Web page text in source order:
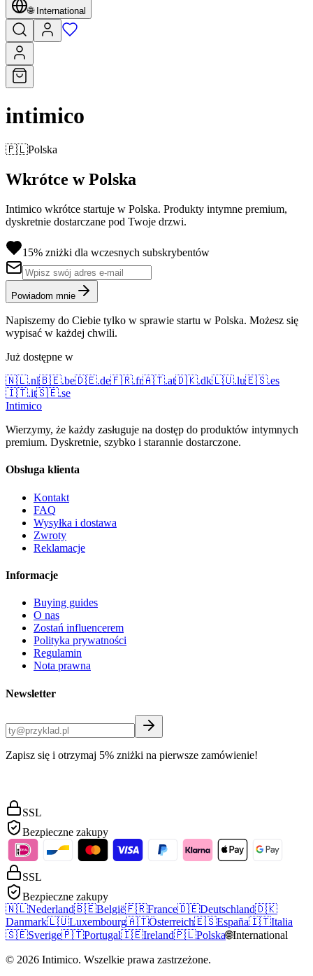
🌐 International
intimico
🇵🇱Polska
Wkrótce w Polska
Intimico wkrótce startuje w Polska. Produkty intymne premium,
dyskretnie dostarczane pod Twoje drzwi.
15% zniżki dla wczesnych subskrybentów
Powiadom mnie
Napiszemy do Ciebie tylko w sprawie startu w Polska. Możesz się
wypisać w każdej chwili.
Już dostępne w
🇳🇱.nl🇧🇪.be🇩🇪.de🇫🇷.fr🇦🇹.at🇩🇰.dk🇱🇺.lu🇪🇸.es
🇮🇹.it🇸🇪.se
Intimico
Wierzymy, że każdy zasługuje na dostęp do produktów intymnych
premium. Dyskretnie, szybko i starannie dostarczone.
Obsługa klienta
Kontakt
FAQ
Wysyłka i dostawa
Zwroty
Reklamacje
Informacje
Buying guides
O nas
Zostań influencerem
Polityka prywatności
Regulamin
Nota prawna
Newsletter
Zapisz się i otrzymaj 5% zniżki na pierwsze zamówienie!
SSL
Bezpieczne zakupy
SSL
Bezpieczne zakupy
🇳🇱Nederland🇧🇪België🇫🇷France🇩🇪Deutschland🇩🇰
Danmark🇱🇺Luxembourg🇦🇹Österreich🇪🇸España🇮🇹Italia
🇸🇪Sverige🇵🇹Portugal🇮🇪Ireland🇵🇱Polska🌐International
© 2026 Intimico. Wszelkie prawa zastrzeżone.